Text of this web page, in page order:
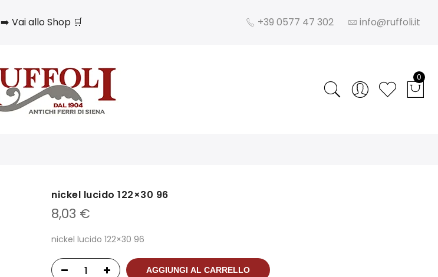
➡️ Vai allo Shop 🛒 +39 0577 47 302 info@ruffoli.it
0
nickel lucido 122×30 96
8,03 €
nickel lucido 122×30 96
AGGIUNGI AL CARRELLO